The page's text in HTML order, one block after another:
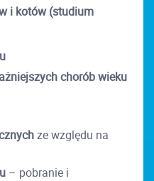
i kotów (studium
chorób wieku
ze względu na
– pobranie i